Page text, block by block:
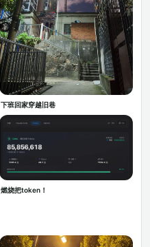
下班回家穿越旧巷
燃烧把token！